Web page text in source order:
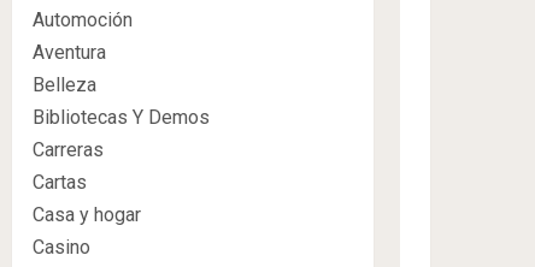
Automoción
Aventura
Belleza
Bibliotecas Y Demos
Carreras
Cartas
Casa y hogar
Casino